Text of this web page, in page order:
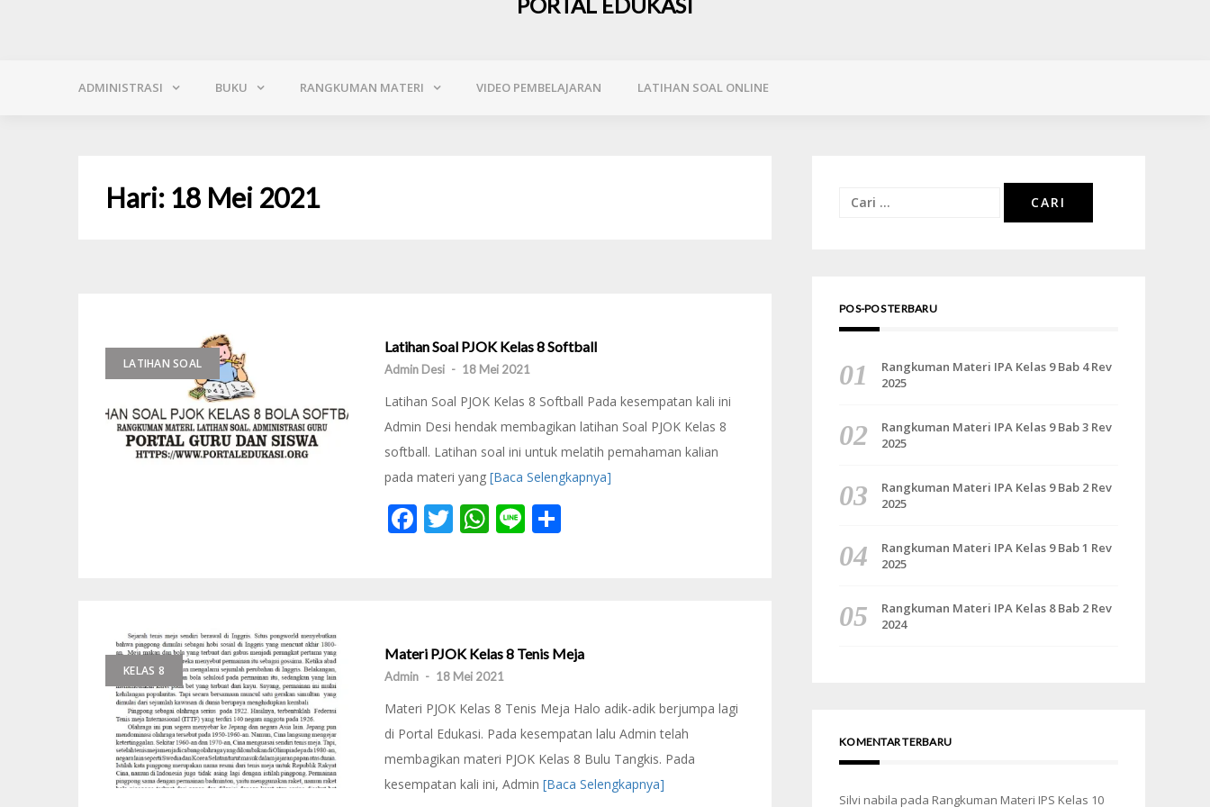
ADMINISTRASI BUKU RANGKUMAN MATERI VIDEO PEMBELAJARAN LATIHAN SOAL ONLINE
Hari: 18 Mei 2021
LATIHAN SOAL
Latihan Soal PJOK Kelas 8 Softball
Admin Desi - 18 Mei 2021
Latihan Soal PJOK Kelas 8 Softball Pada kesempatan kali ini
Admin Desi hendak membagikan latihan Soal PJOK Kelas 8
softball. Latihan soal ini untuk melatih pemahaman kalian
pada materi yang [Baca Selengkapnya]
Facebook
Twitter
WhatsApp
Line
KELAS 8
Materi PJOK Kelas 8 Tenis Meja
Admin - 18 Mei 2021
Materi PJOK Kelas 8 Tenis Meja Halo adik-adik berjumpa lagi
di Portal Edukasi. Pada kesempatan lalu Admin telah
membagikan materi PJOK Kelas 8 Bulu Tangkis. Pada
kesempatan kali ini, Admin [Baca Selengkapnya]
Cari
POS-POS TERBARU
Rangkuman Materi IPA Kelas 9 Bab 4 Rev
2025
Rangkuman Materi IPA Kelas 9 Bab 3 Rev
2025
Rangkuman Materi IPA Kelas 9 Bab 2 Rev
2025
Rangkuman Materi IPA Kelas 9 Bab 1 Rev
2025
Rangkuman Materi IPA Kelas 8 Bab 2 Rev
2024
KOMENTAR TERBARU
Silvi nabila pada Rangkuman Materi IPS Kelas 10